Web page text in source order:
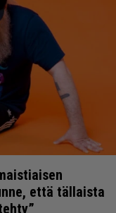
että tällaista